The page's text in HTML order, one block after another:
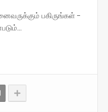
பகிருங்கள் -